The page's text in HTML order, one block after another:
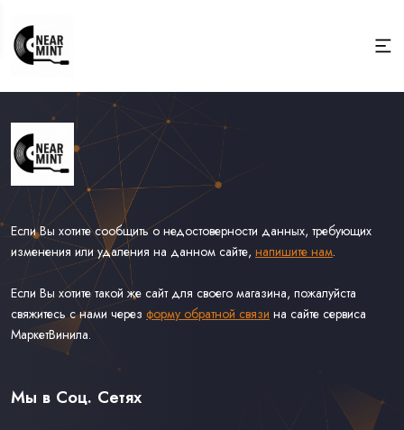
Если Вы хотите сообщить о недостоверности данных, требующих
изменения или удаления на данном сайте, напишите нам.
Если Вы хотите такой же сайт для своего магазина, пожалуйста
свяжитесь с нами через форму обратной связи на сайте сервиса
МаркетВинила.
Виниловые Пластинки
Мы в Соц. Сетях